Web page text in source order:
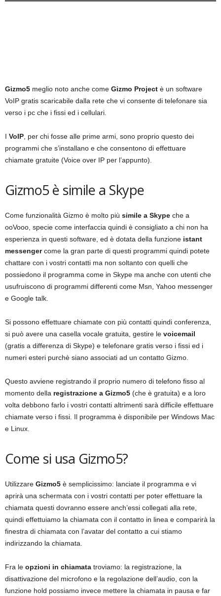
Gizmo5 meglio noto anche come Gizmo Project è un software
VoIP gratis scaricabile dalla rete che vi consente di telefonare sia
verso i pc che i fissi ed i cellulari.
I VoIP , per chi fosse alle prime armi, sono proprio questo dei
programmi che s’installano e che consentono di effettuare
chiamate gratuite (Voice over IP per l’appunto).
Gizmo5 è simile a Skype
Come funzionalità Gizmo è molto più simile a Skype che a
ooVooo, specie come interfaccia quindi è consigliato a chi non ha
esperienza in questi software, ed è dotata della funzione istant
messengercome la gran parte di questi programmi quindi potete
chattare con i vostri contatti ma non soltanto con quelli che
possiedono il programma come in Skype ma anche con utenti che
usufruiscono di programmi differenti come Msn, Yahoo messenger
e Google talk.
Si possono effettuare chiamate con più contatti quindi conferenza,
si può avere una casella vocale gratuita, gestire le voicemail
(gratis a differenza di Skype) e telefonare gratis verso i fissi ed i
numeri esteri purchè siano associati ad un contatto Gizmo.
Questo avviene registrando il proprio numero di telefono fisso al
momento della registrazione a Gizmo5 (che è gratuita) e a loro
volta debbono farlo i vostri contatti altrimenti sarà difficile effettuare
chiamate verso i fissi. Il programma è disponibile per Windows Mac
e Linux.
Come si usa Gizmo5?
Utilizzare Gizmo5 è semplicissimo: lanciate il programma e vi
aprirà una schermata con i vostri contatti per poter effettuare la
chiamata questi dovranno essere anch’essi collegati alla rete,
quindi effettuiamo la chiamata con il contatto in linea e comparirà la
finestra di chiamata con l’avatar del contatto a cui stiamo
indirizzando la chiamata.
Fra le opzioni in chiamata troviamo: la registrazione, la
disattivazione del microfono e la regolazione dell’audio, con la
funzione hold possiamo invece mettere la chiamata in pausa e far